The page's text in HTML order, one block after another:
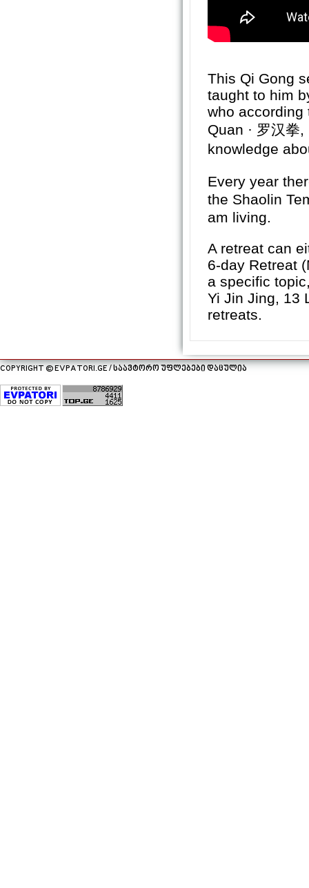
This Qi Gong
taught to him
who according
Quan · 罗汉拳
knowledge
Every year
the Shaolin
am living.
A retreat can
6-day Retreat
a specific
Yi Jin Jing, 13
retreats.
COPYRIGHT © EVPATORI.GE / საავტორო უფლებები დაცულია